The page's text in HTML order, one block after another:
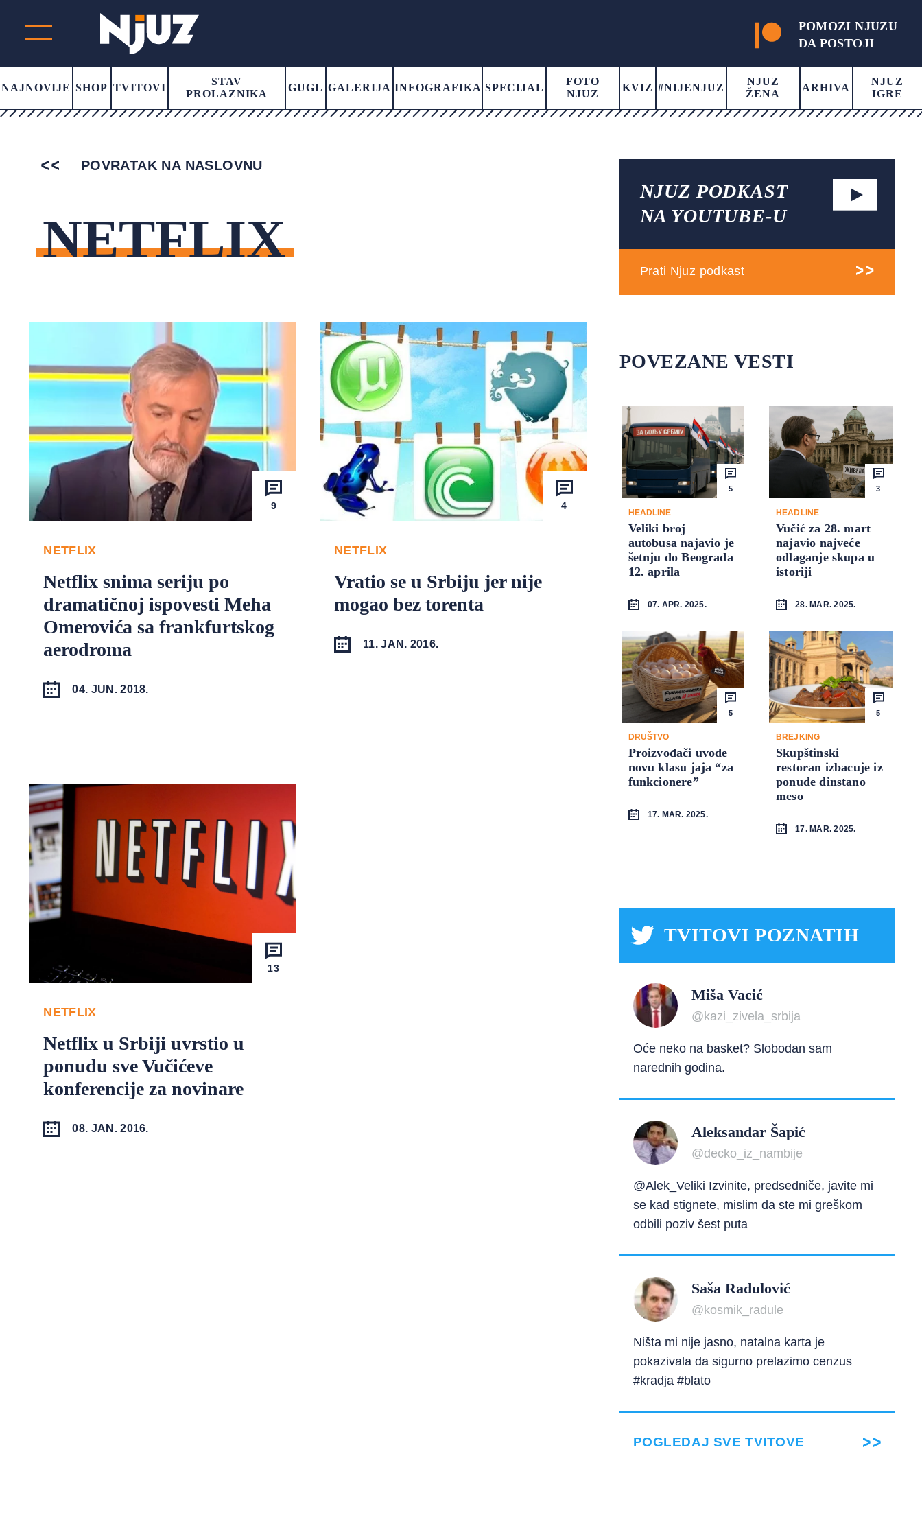
POMOZI NJUZU
DA POSTOJI
NAJNOVIJE SHOP TVITOVI
STAV
PROLAZNIKA
GUGL GALERIJA INFOGRAFIKA SPECIJAL
FOTO
NJUZ
KVIZ #NIJENJUZ
NJUZ
ŽENA
ARHIVA
NJUZ
IGRE
POVRATAK NA NASLOVNU
NETFLIX
9
NETFLIX
Netflix snima seriju po
dramatičnoj ispovesti Meha
Omerovića sa frankfurtskog
aerodroma
04. JUN. 2018.
4
NETFLIX
Vratio se u Srbiju jer nije
mogao bez torenta
11. JAN. 2016.
13
NETFLIX
Netflix u Srbiji uvrstio u
ponudu sve Vučićeve
konferencije za novinare
08. JAN. 2016.
NJUZ PODKAST
NA YOUTUBE-U
Prati Njuz podkast
POVEZANE VESTI
5
HEADLINE
Veliki broj
autobusa najavio je
šetnju do Beograda
12. aprila
07. APR. 2025.
3
HEADLINE
Vučić za 28. mart
najavio najveće
odlaganje skupa u
istoriji
28. MAR. 2025.
5
DRUŠTVO
Proizvođači uvode
novu klasu jaja “za
funkcionere”
17. MAR. 2025.
5
BREJKING
Skupštinski
restoran izbacuje iz
ponude dinstano
meso
17. MAR. 2025.
TVITOVI POZNATIH
Miša Vacić
@kazi_zivela_srbija
Oće neko na basket? Slobodan sam
narednih godina.
Aleksandar Šapić
@decko_iz_nambije
@Alek_Veliki Izvinite, predsedniče, javite mi
se kad stignete, mislim da ste mi greškom
odbili poziv šest puta
Saša Radulović
@kosmik_radule
Ništa mi nije jasno, natalna karta je
pokazivala da sigurno prelazimo cenzus
#kradja #blato
POGLEDAJ SVE TVITOVE